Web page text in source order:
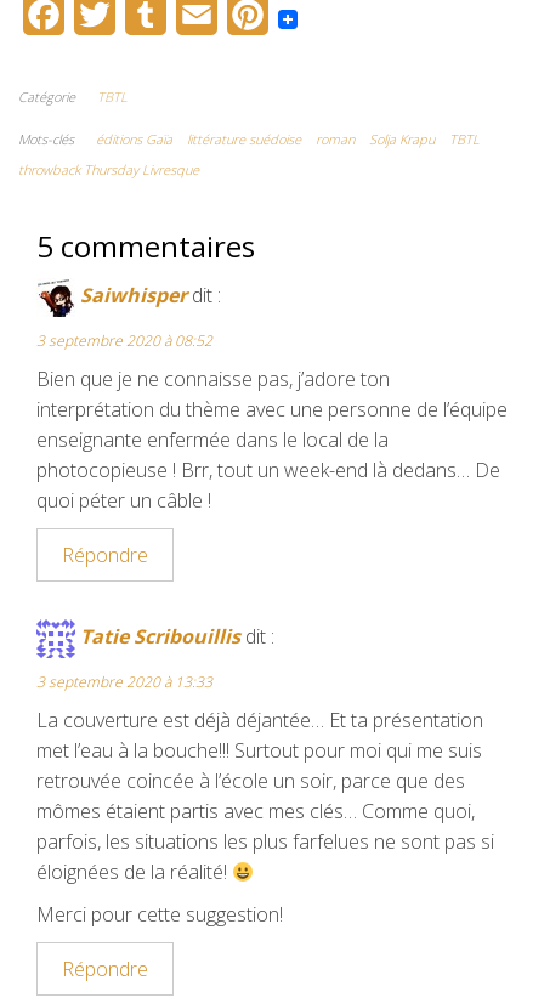
c
e
b
o
k
i
t
t
r
b
l
i
P
t
Catégorie TBTL
Mots-clés éditions Gaïa littérature suédoise roman Solja Krapu
TBTL
throwback Thursday Livresque
5 commentaires
Saiwhisper dit :
3 septembre 2020 à 08:52
Bien que je ne connaisse pas, j’adore ton
interprétation du thème avec une personne de l’équipe
enseignante enfermée dans le local de la
photocopieuse ! Brr, tout un week-end là dedans… De
quoi péter un câble !
Répondre
Tatie Scribouillis dit :
3 septembre 2020 à 13:33
La couverture est déjà déjantée… Et ta présentation
met l’eau à la bouche!!! Surtout pour moi qui me suis
retrouvée coincée à l’école un soir, parce que des
mômes étaient partis avec mes clés… Comme quoi,
parfois, les situations les plus farfelues ne sont pas si
éloignées de la réalité!
Merci pour cette suggestion!
Répondre